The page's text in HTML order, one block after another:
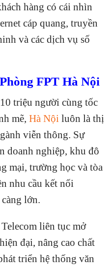
hàng có cái nhìn
cáp quang, truyền
và các dịch vụ số
FPT Hà Nội
triệu người cùng tốc
mẽ, Hà Nội luôn là thị
viễn thông. Sự
doanh nghiệp, khu đô
mại, trường học và tòa
nhu cầu kết nối
lớn.
liên tục mở
đại, nâng cao chất
triển hệ thống văn